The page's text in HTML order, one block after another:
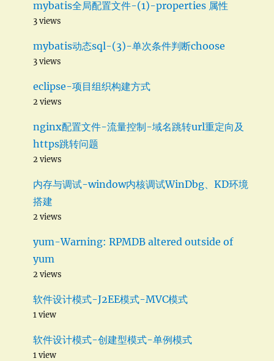
mybatis全局配置文件-(1)-properties 属性
3 views
mybatis动态sql-(3)-单次条件判断choose
3 views
eclipse-项目组织构建方式
2 views
nginx配置文件-流量控制-域名跳转url重定向及
https跳转问题
2 views
内存与调试-window内核调试WinDbg、KD环境
搭建
2 views
yum-Warning: RPMDB altered outside of
yum
2 views
软件设计模式-J2EE模式-MVC模式
1 view
软件设计模式-创建型模式-单例模式
1 view